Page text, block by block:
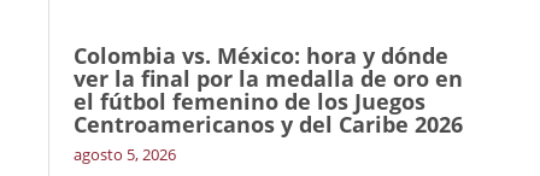
Colombia vs. México: hora y dónde
ver la final por la medalla de oro en
el fútbol femenino de los Juegos
Centroamericanos y del Caribe 2026
agosto 5, 2026